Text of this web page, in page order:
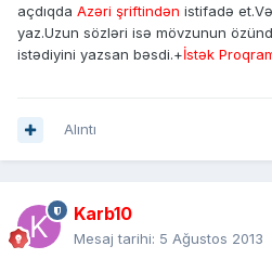
açdıqda Azəri şriftindən istifadə et.Və
yaz.Uzun sözləri isə mövzunun
istədiyini yazsan bəsdi.+İstək
Alıntı
Karb10
Mesaj tarihi: 5 Ağustos 2013